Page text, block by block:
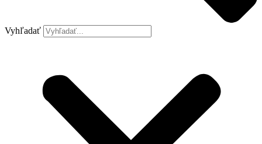
Vyhľadať